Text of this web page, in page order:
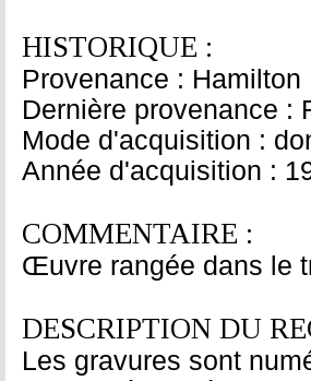
HISTORIQUE :
Provenance : Hamilton
Dernière provenance :
Mode d'acquisition :
Année d'acquisition :
COMMENTAIRE :
Œuvre rangée dans le
DESCRIPTION DU
Les gravures sont